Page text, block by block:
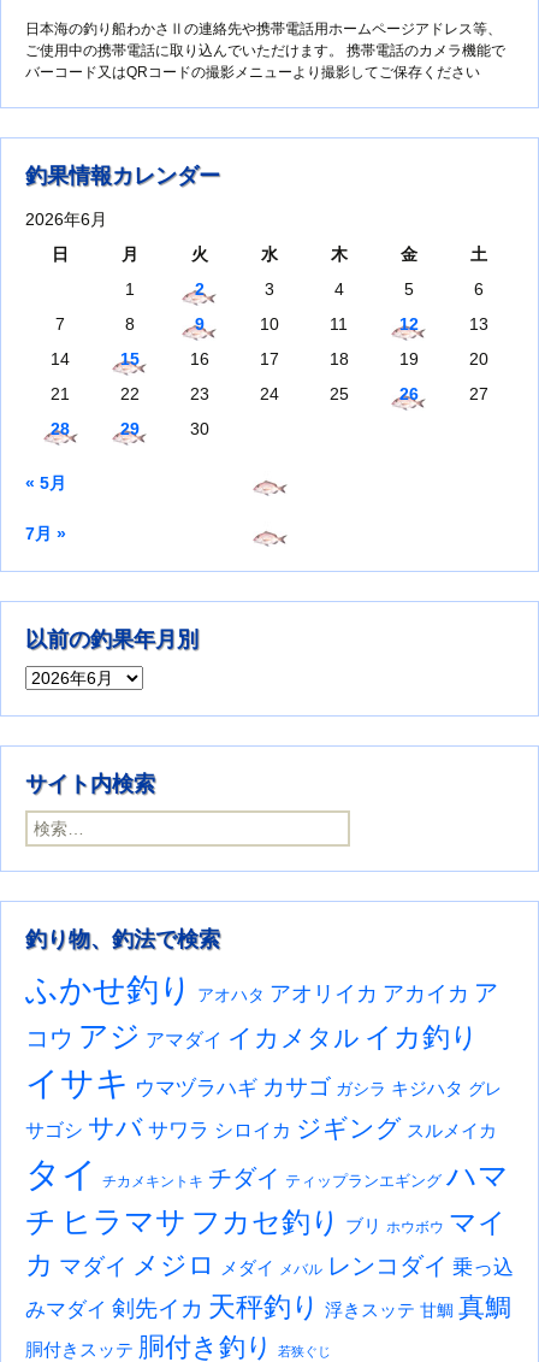
日本海の釣り船わかさⅡの連絡先や携帯電話用ホームページアドレス等、
ご使用中の携帯電話に取り込んでいただけます。 携帯電話のカメラ機能で
バーコード又はQRコードの撮影メニューより撮影してご保存ください
釣果情報カレンダー
2026年6月
日
月 火 水 木 金
土
1
2 3 4 5
6
7
8 9 10 11 12
13
14
15 16 17 18 19
20
21
22 23 24 25 26
27
28
29 30
« 5月
7月 »
以前の釣果年月別
以前の釣果年月別
サイト内検索
検索:
釣り物、釣法で検索
ふかせ釣り アオハタ アオリイカ アカイカ ア
コウ アジ アマダイ イカメタル イカ釣り
イサキ ウマヅラハギ カサゴ ガシラ キジハタ グレ
サゴシ サバ サワラ シロイカ ジギング スルメイカ
タイ チカメキントキ チダイ ティップランエギング ハマ
チ ヒラマサ フカセ釣り ブリ ホウボウ マイ
カ マダイ メジロ メダイ メバル レンコダイ 乗っ込
みマダイ 剣先イカ 天秤釣り 浮きスッテ 甘鯛 真鯛
胴付きスッテ 胴付き釣り 若狭ぐじ